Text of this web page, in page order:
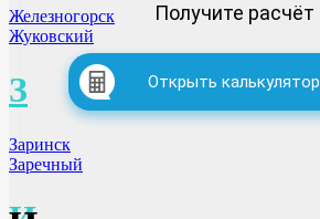
Железногорск
Жуковский
З
Заринск
Заречный
Получите расчёт
Открыть калькулятор